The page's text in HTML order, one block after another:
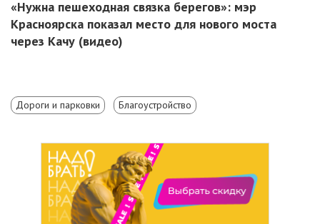
«Нужна пешеходная связка берегов»: мэр
Красноярска показал место для нового моста
через Качу (видео)
Дороги и парковки Благоустройство